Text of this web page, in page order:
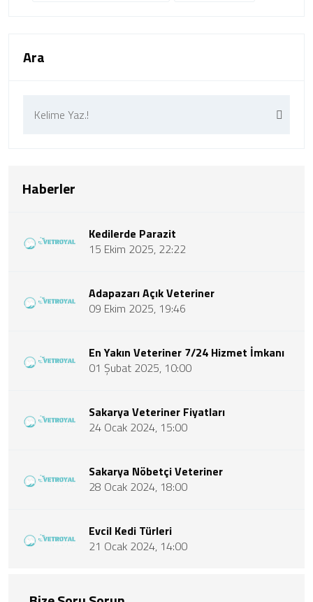
Ara
Haberler
Kedilerde Parazit
15 Ekim 2025, 22:22
Adapazarı Açık Veteriner
09 Ekim 2025, 19:46
En Yakın Veteriner 7/24 Hizmet İmkanı
01 Şubat 2025, 10:00
Sakarya Veteriner Fiyatları
24 Ocak 2024, 15:00
Sakarya Nöbetçi Veteriner
28 Ocak 2024, 18:00
Evcil Kedi Türleri
21 Ocak 2024, 14:00